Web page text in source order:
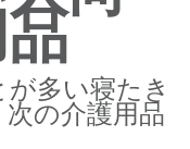
多い寝たき
の介護用品